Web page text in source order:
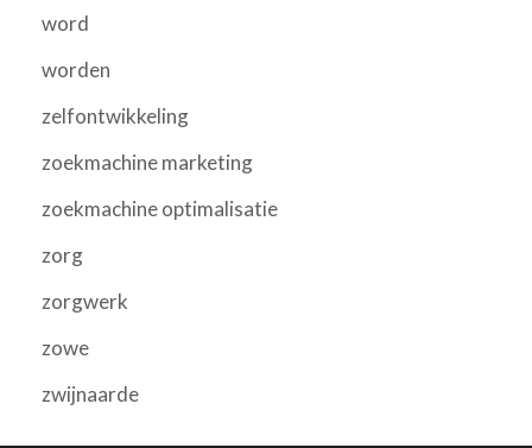
word
worden
zelfontwikkeling
zoekmachine marketing
zoekmachine optimalisatie
zorg
zorgwerk
zowe
zwijnaarde